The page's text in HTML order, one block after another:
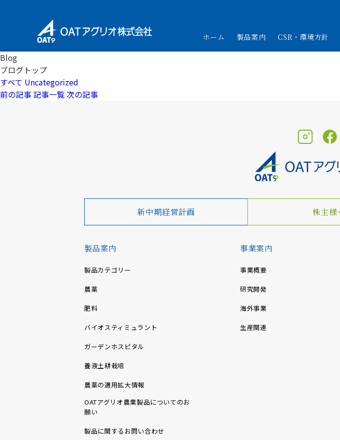
ホーム 製品案内 CSR・環境方針
Blog
ブログトップ
すべて Uncategorized
前の記事記事一覧次の記事
新中期経営計画 株主様
製品案内
製品カテゴリー
農薬
肥料
バイオスティミュラント
ガーデンホスピタル
養液土耕栽培
農薬の適用拡大情報
OATアグリオ農業製品についてのお
願い
製品に関するお問い合わせ
事業案内
事業概要
研究開発
海外事業
生産関連